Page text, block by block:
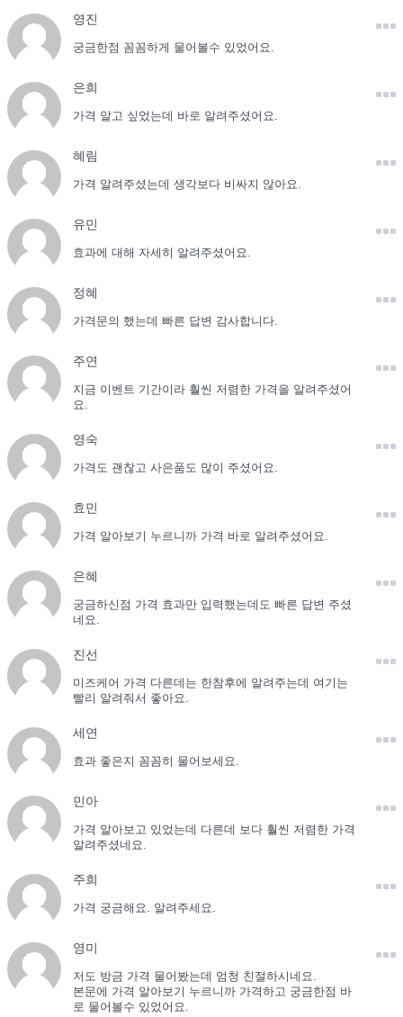
영진
궁금한점 꼼꼼하게 물어볼수 있었어요.
은희
가격 알고 싶었는데 바로 알려주셨어요.
혜림
가격 알려주셨는데 생각보다 비싸지 않아요.
유민
효과에 대해 자세히 알려주셨어요.
정혜
가격문의 했는데 빠른 답변 감사합니다.
주연
지금 이벤트 기간이라 훨씬 저렴한 가격을 알려주셨어
요.
영숙
가격도 괜찮고 사은품도 많이 주셨어요.
효민
가격 알아보기 누르니까 가격 바로 알려주셨어요.
은혜
궁금하신점 가격 효과만 입력했는데도 빠른 답변 주셨
네요.
진선
미즈케어 가격 다른데는 한참후에 알려주는데 여기는
빨리 알려줘서 좋아요.
세연
효과 좋은지 꼼꼼히 물어보세요.
민아
가격 알아보고 있었는데 다른데 보다 훨씬 저렴한 가격
알려주셨네요.
주희
가격 궁금해요. 알려주세요.
영미
저도 방금 가격 물어봤는데 엄청 친절하시네요.
본문에 가격 알아보기 누르니까 가격하고 궁금한점 바
로 물어볼수 있었어요.